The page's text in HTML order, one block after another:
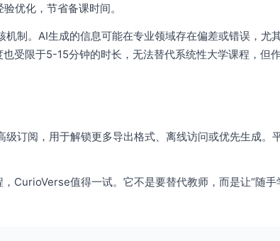
优化，节省备课时间。
制。AI生成的信息可能在专业领域存在偏差或错误，尤
受限于5-15分钟的时长，无法替代系统性大学课程，但
订阅，用于解锁更多导出格式、离线访问或优先生成。
CurioVerse值得一试。它不是要替代教师，而是让“随手